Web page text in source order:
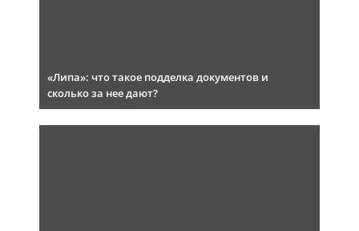
«Липа»: что такое подделка документов и
сколько за нее дают?